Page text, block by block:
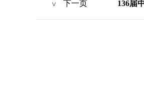
> 下一页 136届